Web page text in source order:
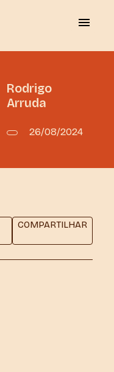
Rodrigo
Arruda
26/08/2024
COMPARTILHAR